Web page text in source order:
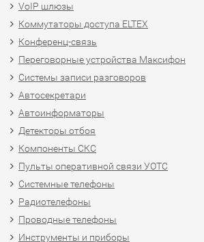
VoIP шлюзы
Коммутаторы доступа ELTEX
Конференц-связь
Переговорные устройства Максифон
Системы записи разговоров
Автосекретари
Автоинформаторы
Детекторы отбоя
Компоненты СКС
Пульты оперативной связи УОТС
Системные телефоны
Радиотелефоны
Проводные телефоны
Инструменты и приборы